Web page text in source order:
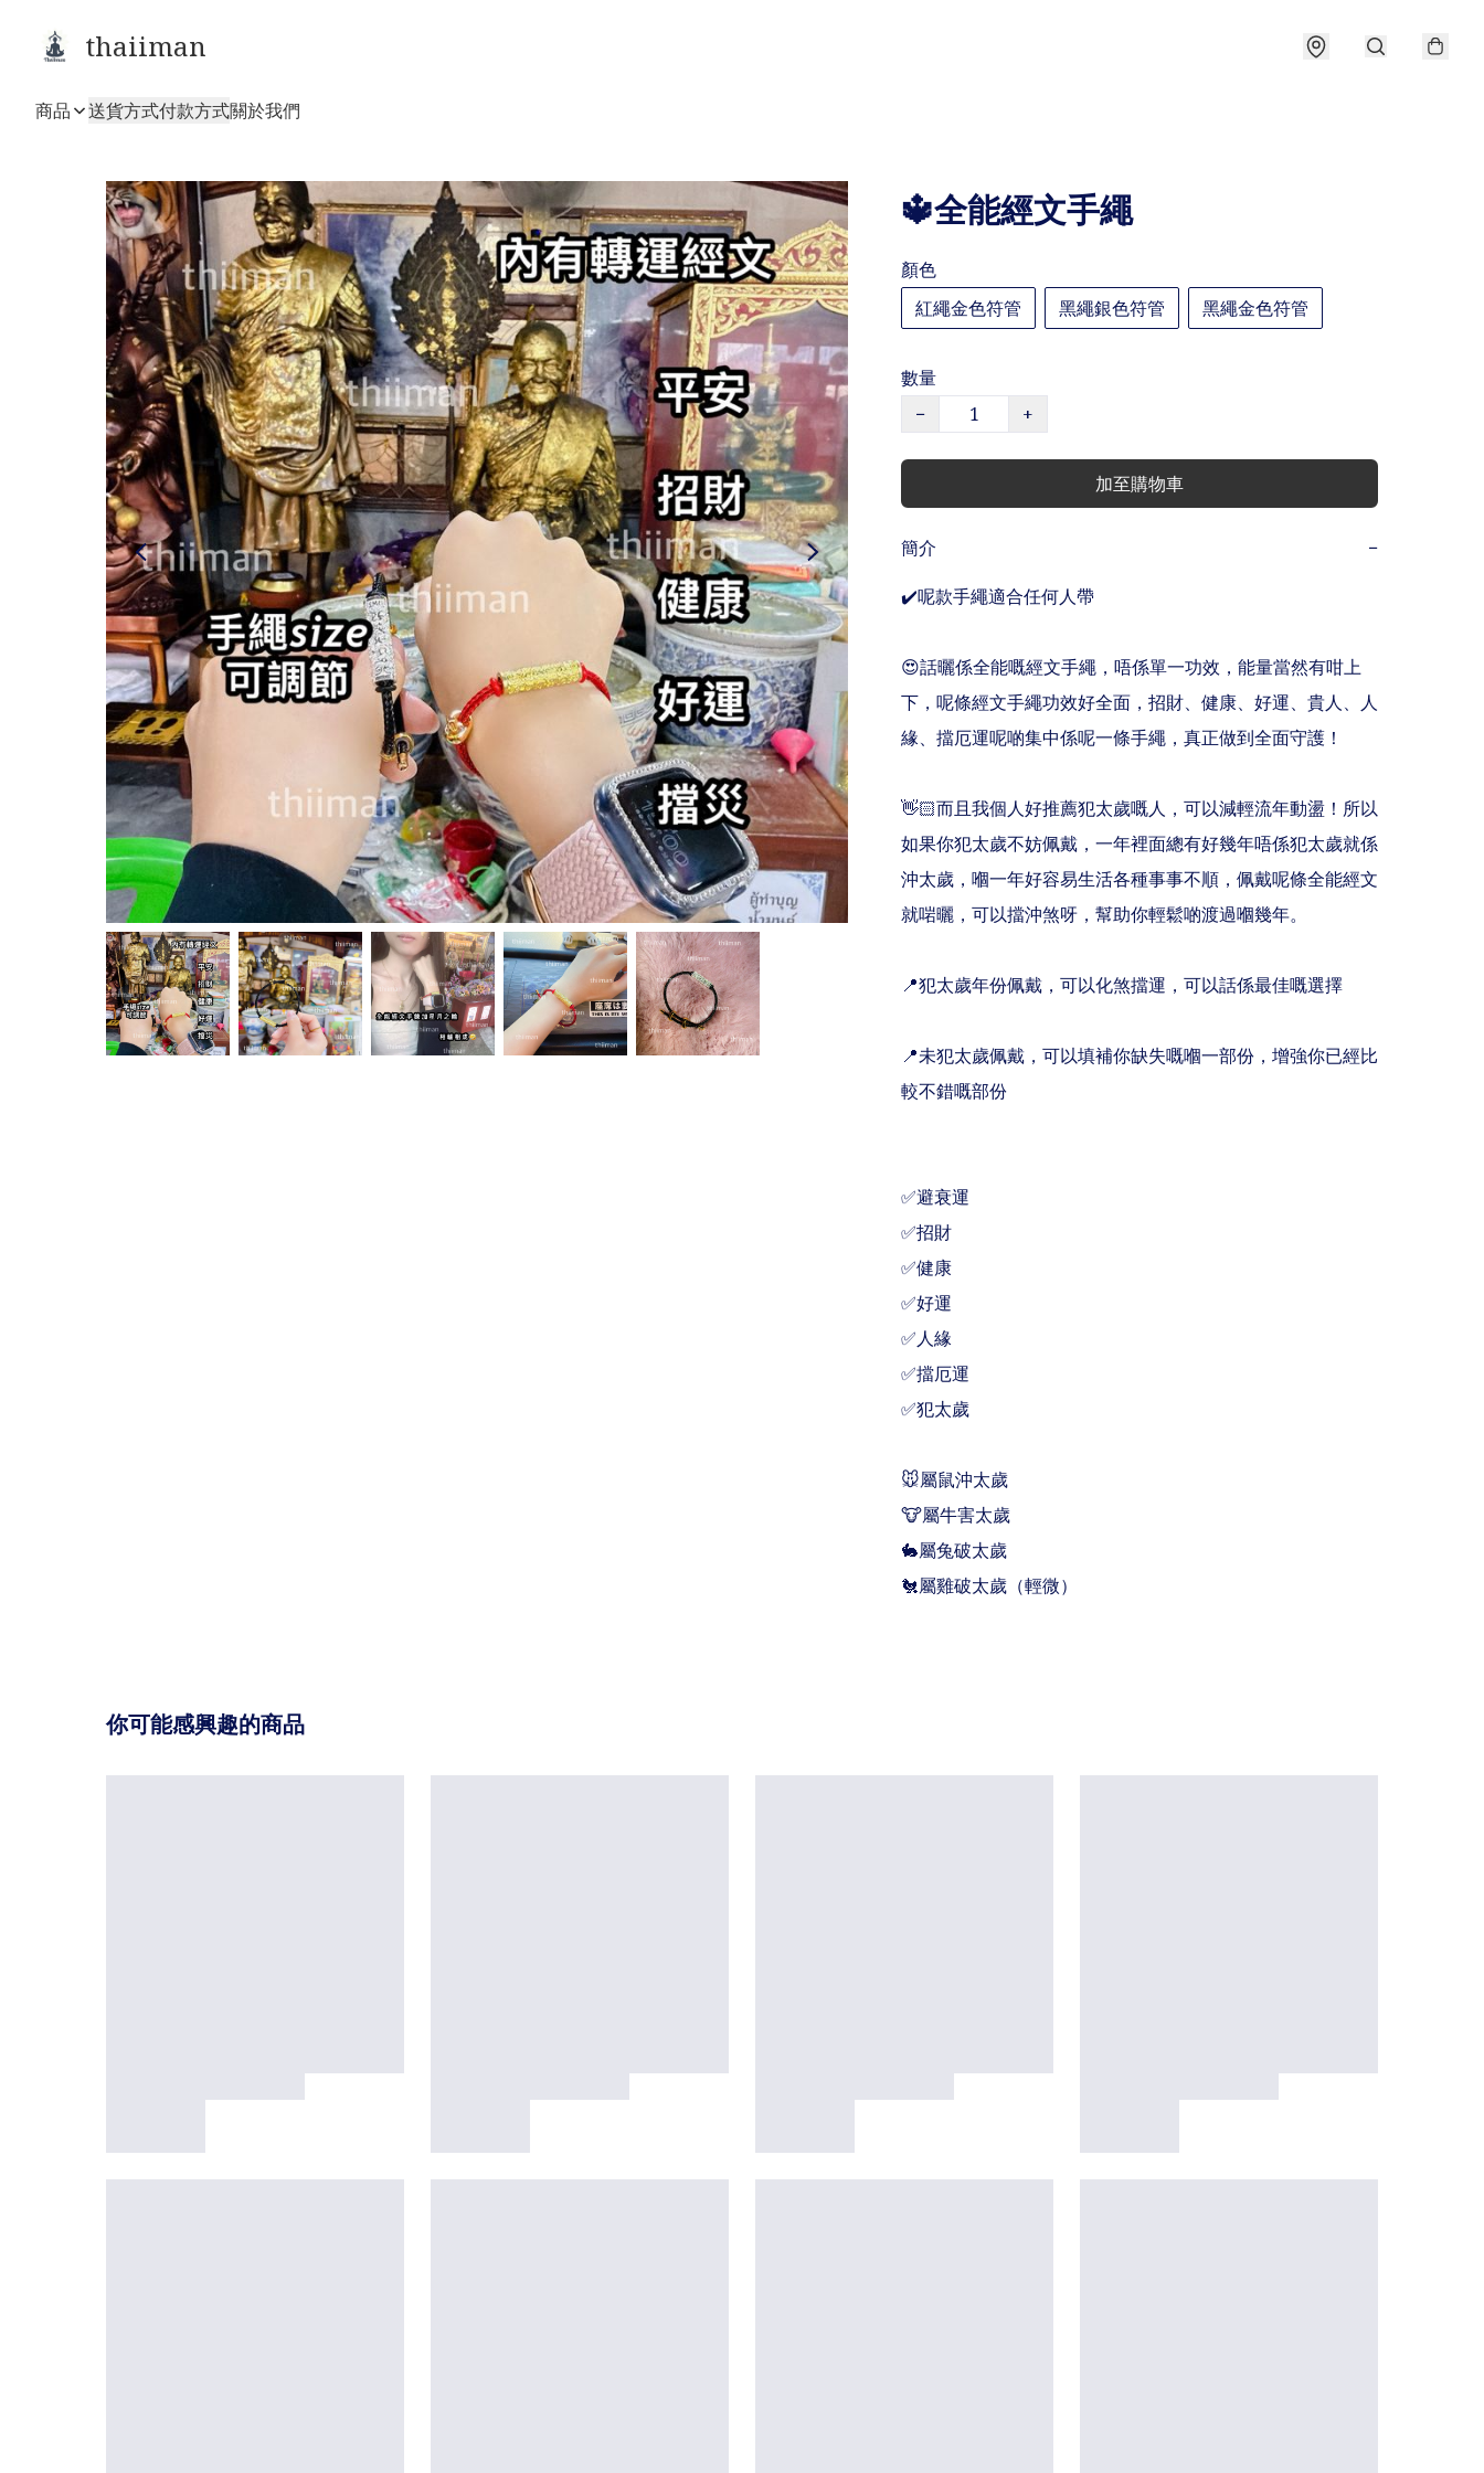
thaiiman
商品 送貨方式付款方式關於我們
🔱全能經文手繩
顏色
紅繩金色符管
黑繩銀色符管 黑繩金色符管
數量
−
+
加至購物車
簡介
−
✔️呢款手繩適合任何人帶
😍話曬係全能嘅經文手繩，唔係單一功效，能量當然有咁上
下，呢條經文手繩功效好全面，招財、健康、好運、貴人、人
緣、擋厄運呢啲集中係呢一條手繩，真正做到全面守護！
👋🏻而且我個人好推薦犯太歲嘅人，可以減輕流年動盪！所以
如果你犯太歲不妨佩戴，一年裡面總有好幾年唔係犯太歲就係
沖太歲，嗰一年好容易生活各種事事不順，佩戴呢條全能經文
就啱曬，可以擋沖煞呀，幫助你輕鬆啲渡過嗰幾年。
📍犯太歲年份佩戴，可以化煞擋運，可以話係最佳嘅選擇
📍未犯太歲佩戴，可以填補你缺失嘅嗰一部份，增強你已經比
較不錯嘅部份
✅避衰運
✅招財
✅健康
✅好運
✅人緣
✅擋厄運
✅犯太歲
🐭屬鼠沖太歲
🐮屬牛害太歲
🐇屬兔破太歲
🐔屬雞破太歲（輕微）
你可能感興趣的商品